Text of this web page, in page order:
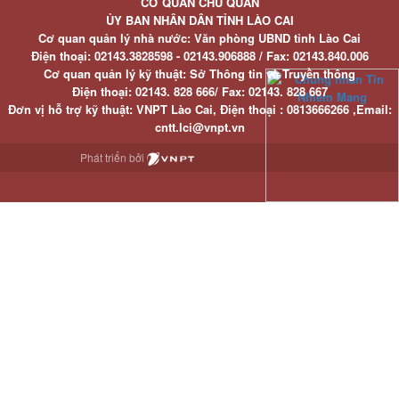
ỦY BAN NHÂN DÂN TỈNH LÀO CAI
Cơ quan quản lý nhà nước: Văn phòng UBND tỉnh Lào Cai
Điện thoại:02143.3828598 - 02143.906888 / Fax:02143.840.006
Cơ quan quản lý kỹ thuật: Sở Thông tin và Truyền thông
Điện thoại:02143. 828 666/ Fax:02143. 828 667
Đơn vị hỗ trợ kỹ thuật: VNPT Lào Cai, Điện thoại : 0813666266 ,Email:
cntt.lci@vnpt.vn
Phát triển bởi